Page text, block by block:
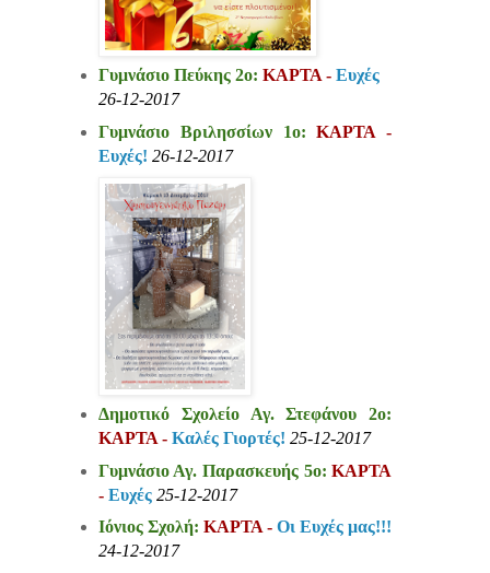
Γυμνάσιο Πεύκης 2ο: ΚΑΡΤΑ -Ευχές
26-12-2017
Γυμνάσιο Βριλησσίων 1ο:ΚΑΡΤΑ -
Ευχές! 26-12-2017
Δημοτικό Σχολείο Αγ. Στεφάνου 2ο:
ΚΑΡΤΑ -Καλές Γιορτές! 25-12-2017
Γυμνάσιο Αγ. Παρασκευής 5ο: ΚΑΡΤΑ
-Ευχές 25-12-2017
Ιόνιος Σχολή: ΚΑΡΤΑ - Οι Ευχές μας!!!
24-12-2017